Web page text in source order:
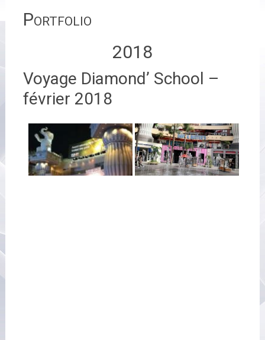
Portfolio
2018
Voyage Diamond’ School –
février 2018